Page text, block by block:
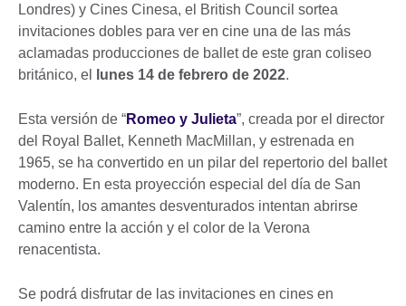
Londres) y Cines Cinesa, el British Council sortea
invitaciones dobles para ver en cine una de las más
aclamadas producciones de ballet de este gran coliseo
británico, el
lunes 14 de febrero de 2022.
Esta versión de “Romeo y Julieta”, creada por el director
del Royal Ballet, Kenneth MacMillan, y estrenada en
1965, se ha convertido en un pilar del repertorio del ballet
moderno. En esta proyección especial del día de San
Valentín, los amantes desventurados intentan abrirse
camino entre la acción y el color de la Verona
renacentista.
Se podrá disfrutar de las invitaciones en cines en